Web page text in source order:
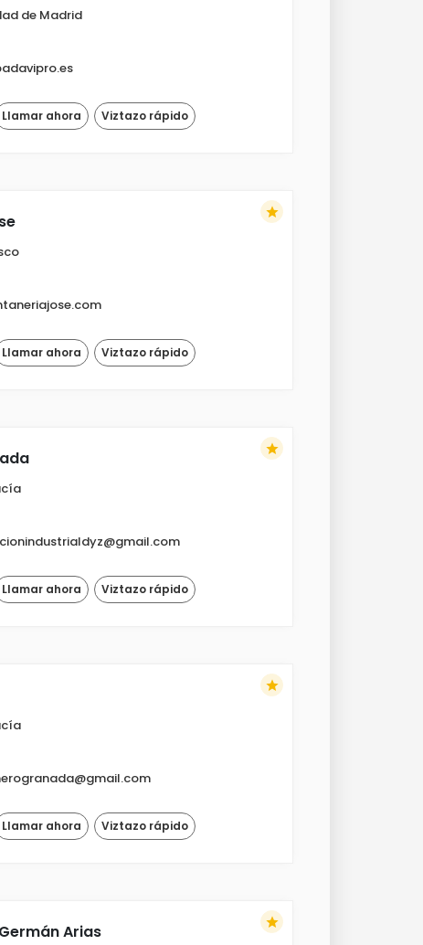
de Madrid
Llamar ahora Viztazo rápido
Llamar ahora Viztazo rápido
star
Llamar ahora Viztazo rápido
star
Llamar ahora Viztazo rápido
star
Arias star